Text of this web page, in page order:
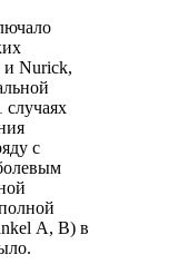
и Nurick,
с
А, В) в